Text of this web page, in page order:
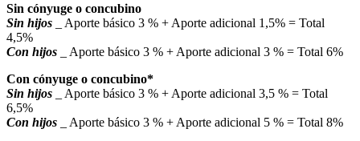
Sin cónyuge o concubino
Sin hijos _ Aporte básico 3 % + Aporte adicional 1,5% = Total
4,5%
Con hijos _ Aporte básico 3 % + Aporte adicional 3 % = Total 6%
Con cónyuge o concubino*
Sin hijos _ Aporte básico 3 % + Aporte adicional 3,5 % = Total
6,5%
Con hijos _ Aporte básico 3 % + Aporte adicional 5 % = Total 8%